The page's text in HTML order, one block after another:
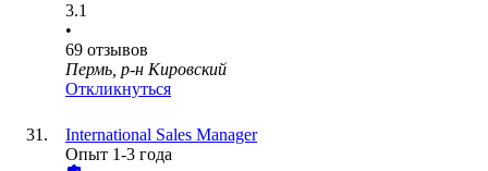
3.1
•
69 отзывов
Пермь, р-н Кировский
Откликнуться
International Sales Manager
Опыт 1-3 года